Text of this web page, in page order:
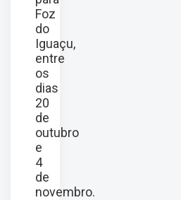
Foz
do
Iguaçu,
entre
os
dias
20
de
outubro
e
4
de
novembro.